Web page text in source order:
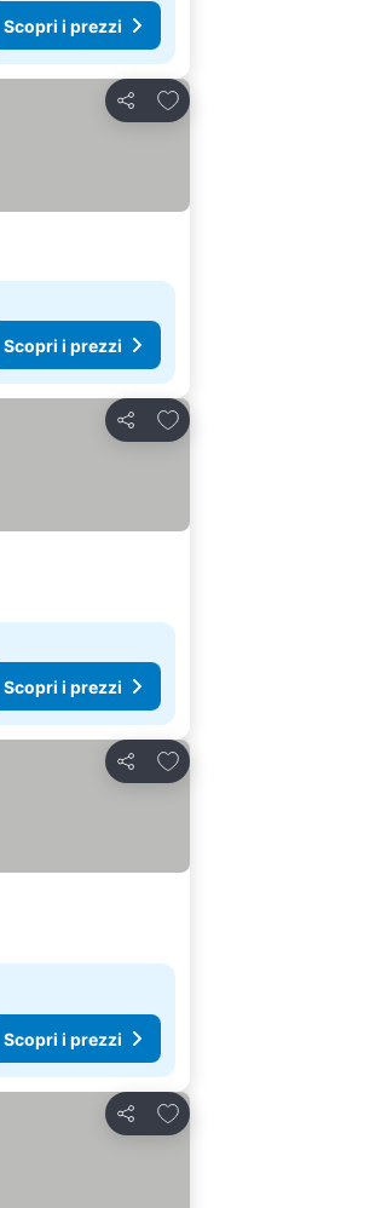
Scopri i prezzi
Condividi
Aggiungi ai preferiti
Scopri i prezzi
Condividi
Aggiungi ai preferiti
Scopri i prezzi
Condividi
Aggiungi ai preferiti
Scopri i prezzi
Condividi
Aggiungi ai preferiti